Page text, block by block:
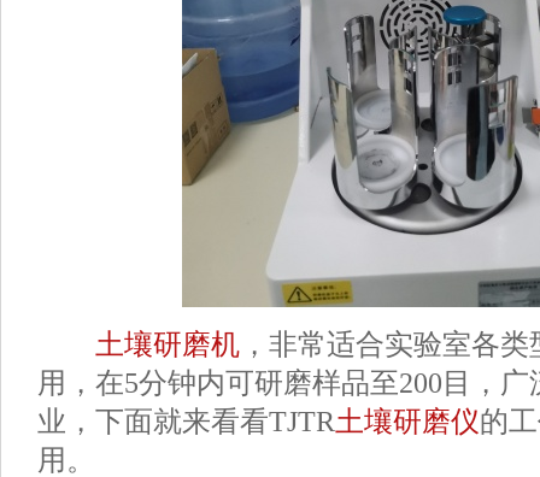
土壤研磨机 ，非常适合实验室各
用，在5分钟内可研磨样品至200目，
业，下面就来看看TJTR土壤研磨仪的
用。